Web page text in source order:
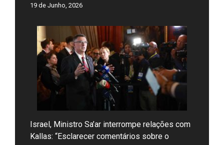
19 de Junho, 2026
Israel, Ministro Sa’ar interrompe relações com
Kallas: “Esclarecer comentários sobre o